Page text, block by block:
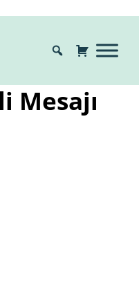
Mesajı